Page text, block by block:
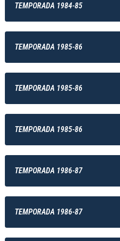
TEMPORADA 1984-85
TEMPORADA 1985-86
TEMPORADA 1985-86
TEMPORADA 1985-86
TEMPORADA 1986-87
TEMPORADA 1986-87